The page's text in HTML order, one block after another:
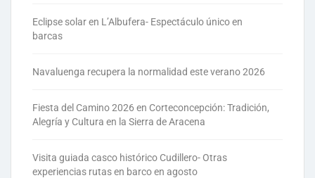
Eclipse solar en L’Albufera- Espectáculo único en
barcas
Navaluenga recupera la normalidad este verano 2026
Fiesta del Camino 2026 en Corteconcepción: Tradición,
Alegría y Cultura en la Sierra de Aracena
Visita guiada casco histórico Cudillero- Otras
experiencias rutas en barco en agosto